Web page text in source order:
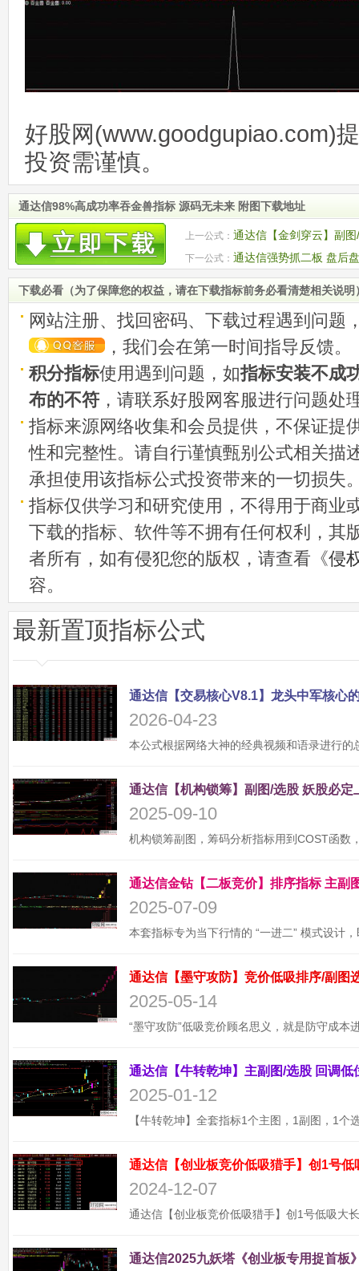
好股网(www.goodgupiao.com)
投资需谨慎。
通达信98%高成功率吞金兽指标 源码无未来 附图下载地址
上一公式： 通达信【金剑穿云】副
高科、法尔胜等 源码附图
下一公式： 通达信强势抓二板 盘后
下载必看（为了保障您的权益，请在下载指标前务必看清楚相关说明
网站注册、找回密码、下载过程遇到问题
，我们会在第一时间指导反馈。
积分指标使用遇到问题，如指标安装不成
布的不符 ，请联系好股网客服进行问题处
指标来源网络收集和会员提供，不保证提
性和完整性。请自行谨慎甄别公式相关描
承担使用该指标公式投资带来的一切损失
指标仅供学习和研究使用，不得用于商业
下载的指标、软件等不拥有任何权利，其
者所有，如有侵犯您的版权，请查看《侵
容。
最新置顶指标公式
2026-04-23
2025-09-10
2025-07-09
2025-05-14
2025-01-12
通达信【创业板竞价低吸猎手】创1号
2024-12-07
通达信2025九妖塔《创业板专用捉首板